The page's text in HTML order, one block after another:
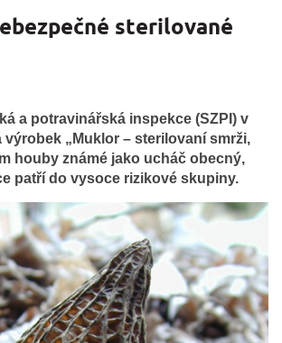
sterilované
a potravinářská inspekce (SZPI) v
„Muklor – sterilovaní smrži,
houby známé jako ucháč obecný,
patří do vysoce rizikové skupiny.